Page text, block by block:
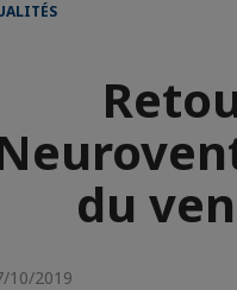
du
10/2019